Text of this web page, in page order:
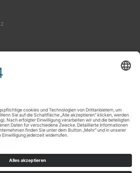
Notfall